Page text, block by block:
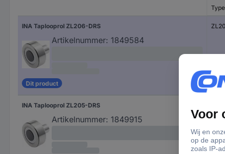
Type
INA Taplooprol ZL206-DRS
Artikelnummer: 1849584
Dit product
INA Taplooprol ZL205-DRS
Artikelnummer: 1849915